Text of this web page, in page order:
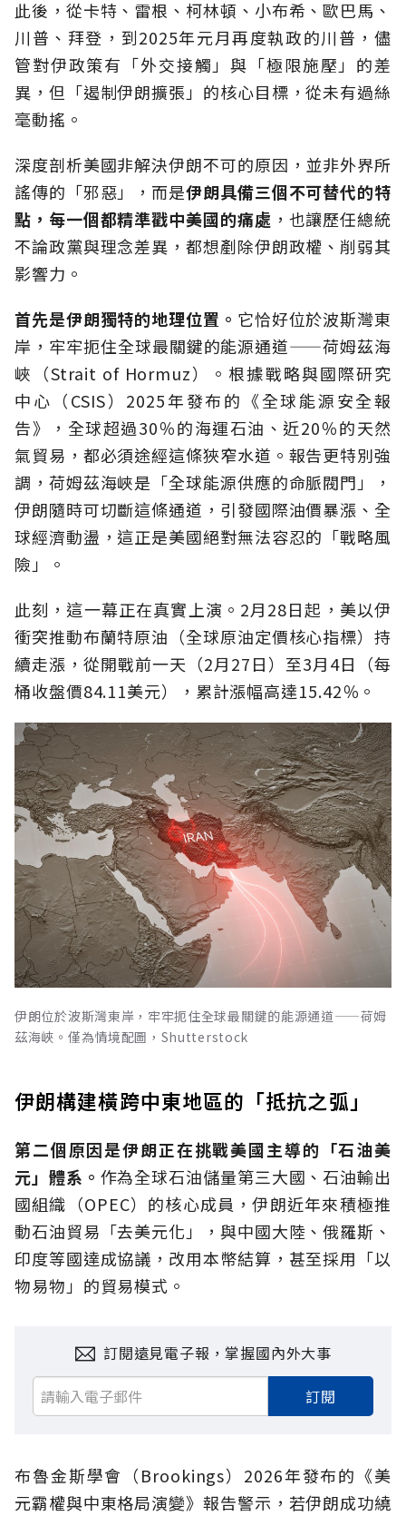
此後，從卡特、雷根、柯林頓、小布希、歐巴馬、
川普、拜登，到2025年元月再度執政的川普，儘
管對伊政策有「外交接觸」與「極限施壓」的差
異，但「遏制伊朗擴張」的核心目標，從未有過絲
毫動搖。
深度剖析美國非解決伊朗不可的原因，並非外界所
謠傳的「邪惡」，而是伊朗具備三個不可替代的特
點，每一個都精準戳中美國的痛處 ，也讓歷任總統
不論政黨與理念差異，都想剷除伊朗政權、削弱其
影響力。
首先是伊朗獨特的地理位置。 它恰好位於波斯灣東
岸，牢牢扼住全球最關鍵的能源通道——荷姆茲海
峽（Strait of Hormuz）。根據戰略與國際研究
中心（CSIS）2025年發布的《全球能源安全報
告》，全球超過30％的海運石油、近20％的天然
氣貿易，都必須途經這條狹窄水道。報告更特別強
調，荷姆茲海峽是「全球能源供應的命脈閥門」，
伊朗隨時可切斷這條通道，引發國際油價暴漲、全
球經濟動盪，這正是美國絕對無法容忍的「戰略風
險」。
此刻，這一幕正在真實上演。2月28日起，美以伊
衝突推動布蘭特原油（全球原油定價核心指標）持
續走漲，從開戰前一天（2月27日）至3月4日（每
桶收盤價84.11美元），累計漲幅高達15.42％。
伊朗位於波斯灣東岸，牢牢扼住全球最關鍵的能源通道——荷姆
茲海峽。僅為情境配圖，Shutterstock
伊朗構建橫跨中東地區的「抵抗之弧」
第二個原因是伊朗正在挑戰美國主導的「石油美
元」體系。 作為全球石油儲量第三大國、石油輸出
國組織（OPEC）的核心成員，伊朗近年來積極推
動石油貿易「去美元化」，與中國大陸、俄羅斯、
印度等國達成協議，改用本幣結算，甚至採用「以
物易物」的貿易模式。
訂閱遠見電子報，掌握國內外大事
訂閱
布魯金斯學會（Brookings）2026年發布的《美
元霸權與中東格局演變》報告警示，若伊朗成功繞